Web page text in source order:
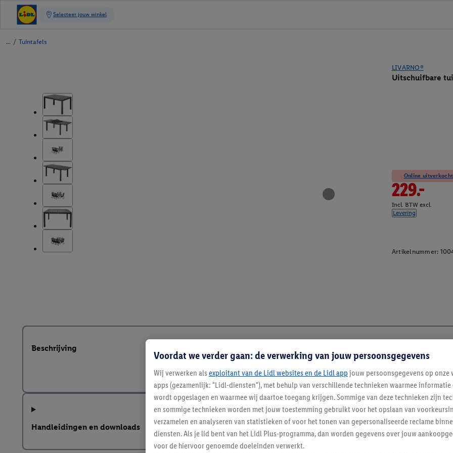
/ Tuintafels
LIVARNO®
Uitschuifbare
Online
229.-
Incl. BTW excl.
Levering
Artikelnummer:
Beschrijving
Handleidingen en downloads
Voordat we verder gaan: de verwerking van jouw persoonsgegevens
Wij verwerken als exploitant van de Lidl websites en de Lidl app jouw persoonsgegevens op onze
apps (gezamenlijk: "Lidl-diensten"), met behulp van verschillende technieken waarmee
wordt opgeslagen en waarmee wij daartoe toegang krijgen. Sommige van deze technieken zijn
en sommige technieken worden met jouw toestemming gebruikt voor het opslaan van
verzamelen en analyseren van statistieken of voor het tonen van gepersonaliseerde reclame
diensten. Als je lid bent van het Lidl Plus-programma, dan worden gegevens over jouw
voor de hiervoor genoemde doeleinden verwerkt.